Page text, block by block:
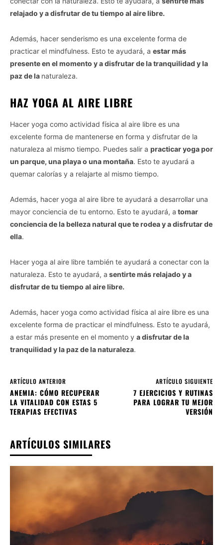
relajado y a disfrutar de tu tiempo al aire libre.
Además, hacer senderismo es una excelente forma de
practicar el mindfulness. Esto te ayudará, a estar más
presente en el momento y a disfrutar de la tranquilidad y la
paz de la naturaleza.
HAZ YOGA AL AIRE LIBRE
Hacer yoga como actividad física al aire libre es una
excelente forma de mantenerse en forma y disfrutar de la
naturaleza al mismo tiempo. Puedes salir a practicar yoga por
un parque, una playa o una montaña. Esto te ayudará a
quemar calorías y a relajarte al mismo tiempo.
Además, hacer yoga al aire libre te ayudará a desarrollar una
mayor conciencia de tu entorno. Esto te ayudará, a tomar
conciencia de la belleza natural que te rodea y a disfrutar de
ella.
Hacer yoga al aire libre también te ayudará a conectar con la
naturaleza. Esto te ayudará, a sentirte más relajado y a
disfrutar de tu tiempo al aire libre.
Además, hacer yoga como actividad física al aire libre es una
excelente forma de practicar el mindfulness. Esto te ayudará,
a estar más presente en el momento y a disfrutar de la
tranquilidad y la paz de la naturaleza.
ARTÍCULO ANTERIOR
ANEMIA: CÓMO RECUPERAR
LA VITALIDAD CON ESTAS 5
TERAPIAS EFECTIVAS
ARTÍCULO SIGUIENTE
7 EJERCICIOS Y RUTINAS
PARA LOGRAR TU MEJOR
VERSIÓN
ARTÍCULOS SIMILARES